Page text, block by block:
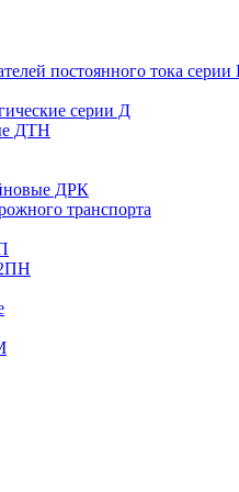
постоянного тока
серии Д
ДТН
ДРК
транспорта